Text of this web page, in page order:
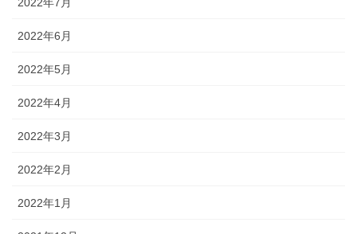
2022年6月
2022年5月
2022年4月
2022年3月
2022年2月
2022年1月